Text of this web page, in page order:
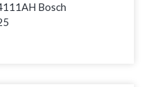
Bosch